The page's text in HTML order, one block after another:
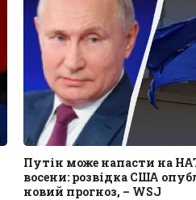
Путін може напасти на
восени: розвідка США
новий прогноз, – WSJ